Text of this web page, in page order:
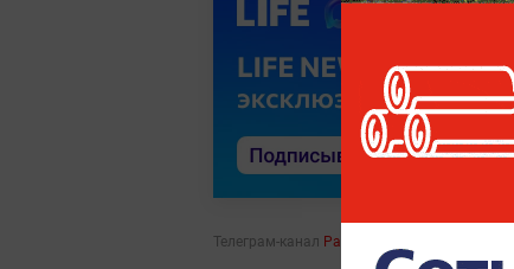
Телеграм-канал Рамзана Кадырова